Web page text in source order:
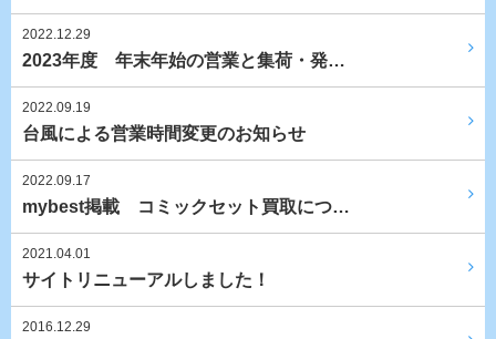
2022.12.29
2023年度 年末年始の営業と集荷・発…
2022.09.19
台風による営業時間変更のお知らせ
2022.09.17
mybest掲載 コミックセット買取につ…
2021.04.01
サイトリニューアルしました！
2016.12.29